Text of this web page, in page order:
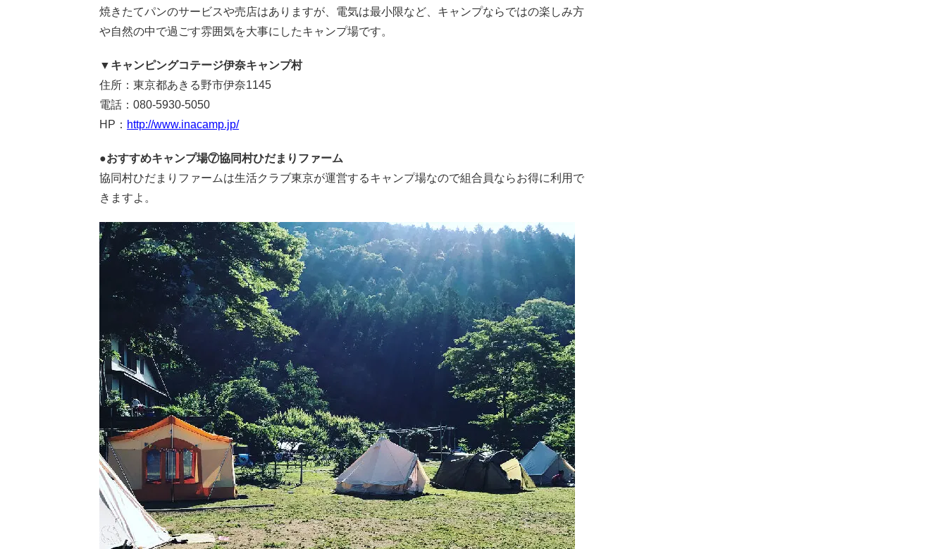
焼きたてパンのサービスや売店はありますが、電気は最小限など、キャンプならではの楽しみ方
や自然の中で過ごす雰囲気を大事にしたキャンプ場です。
▼キャンピングコテージ伊奈キャンプ村
住所：東京都あきる野市伊奈1145
電話：080-5930-5050
HP： http://www.inacamp.jp/
●おすすめキャンプ場⑦協同村ひだまりファーム
協同村ひだまりファームは生活クラブ東京が運営するキャンプ場なので組合員ならお得に利用で
きますよ。